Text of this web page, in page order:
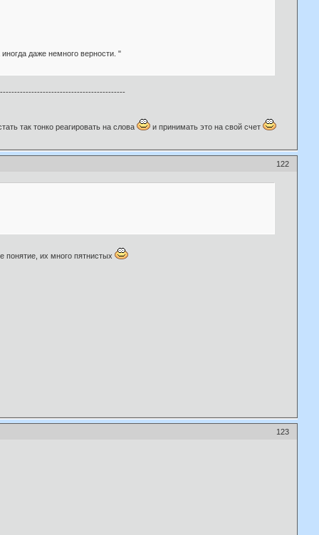
даже немного верности. "
так тонко реагировать на слова и принимать это на свой счет
122
понятие, их много пятнистых
123